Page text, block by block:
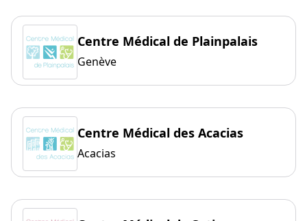
Centre Médical de Plainpalais
Genève
Centre Médical des Acacias
Acacias